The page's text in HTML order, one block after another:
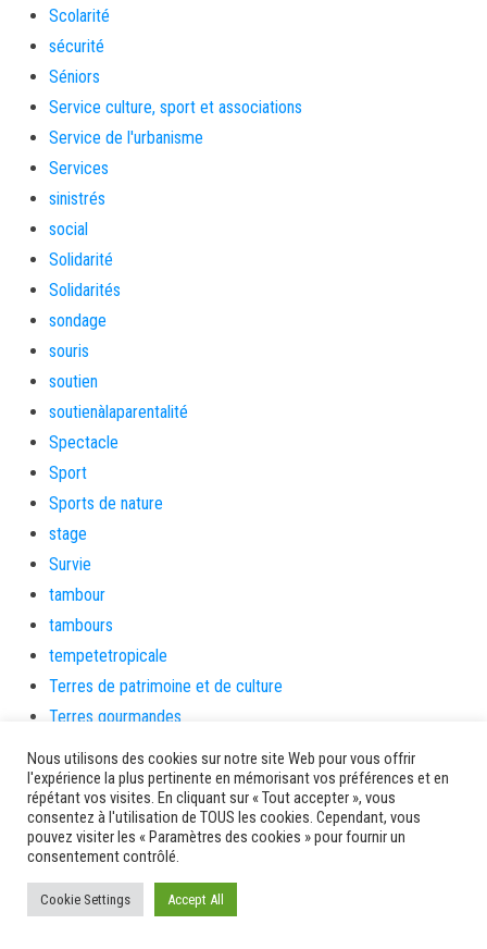
Scolarité
sécurité
Séniors
Service culture, sport et associations
Service de l'urbanisme
Services
sinistrés
social
Solidarité
Solidarités
sondage
souris
soutien
soutienàlaparentalité
Spectacle
Sport
Sports de nature
stage
Survie
tambour
tambours
tempetetropicale
Terres de patrimoine et de culture
Terres gourmandes
théâtre
Tourisme
toussaint
tradition
Transition Energétique
Transport et routes
Nous utilisons des cookies sur notre site Web pour vous offrir
l'expérience la plus pertinente en mémorisant vos préférences et en
répétant vos visites. En cliquant sur « Tout accepter », vous
consentez à l'utilisation de TOUS les cookies. Cependant, vous
pouvez visiter les « Paramètres des cookies » pour fournir un
consentement contrôlé.
Cookie Settings Accept All